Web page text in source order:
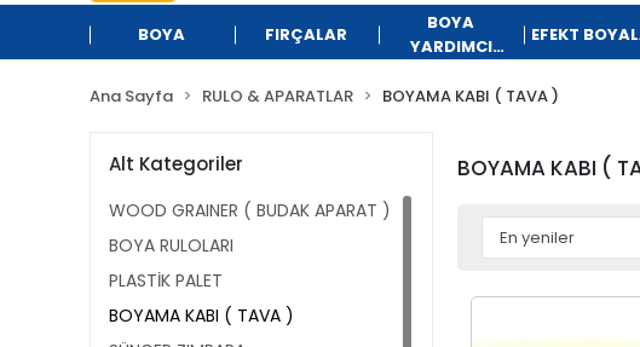
BOYA FIRÇALAR
BOYA
YARDIMCI
EFEKT
Ana Sayfa RULO & APARATLAR BOYAMA KABI ( TAVA )
Alt Kategoriler
WOOD GRAINER ( BUDAK APARAT )
BOYA RULOLARI
PLASTİK PALET
BOYAMA KABI ( TAVA )
BOYAMA KABI (